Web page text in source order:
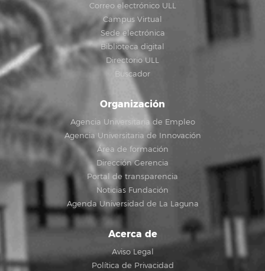
Correo electrónico ULL
Campus Virtual
Sede electrónica
Biblioteca digital
Directorio ULL
Buscador
Organización
Agencia Universitaria de Empleo
Agencia Universitaria de Innovación
Área de formación
Dirección Gerencia
Portal de transparencia
Noticias Fundación
Agenda Universidad de La Laguna
Acerca de
Aviso Legal
Política de Privacidad